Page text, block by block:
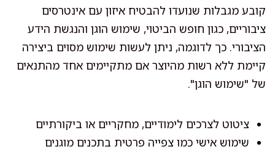
קובע מגבלות שנועדו להבטיח איזון עם אינטרסים
ציבוריים, כגון חופש הביטוי, שימוש הוגן והנגשת הידע
הציבורי. כך לדוגמה, ניתן לעשות שימוש מסוים ביצירה
קיימת ללא רשות מהיוצר אם מתקיימים אחד מהתנאים
של "שימוש הוגן".
ציטוט לצרכים לימודיים, מחקריים או ביקורתיים
שימוש אישי כמו צפייה פרטית בתכנים מוגנים